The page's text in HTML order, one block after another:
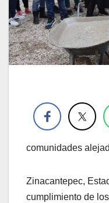
comunidades
Zinacantepec,
cumplimiento de